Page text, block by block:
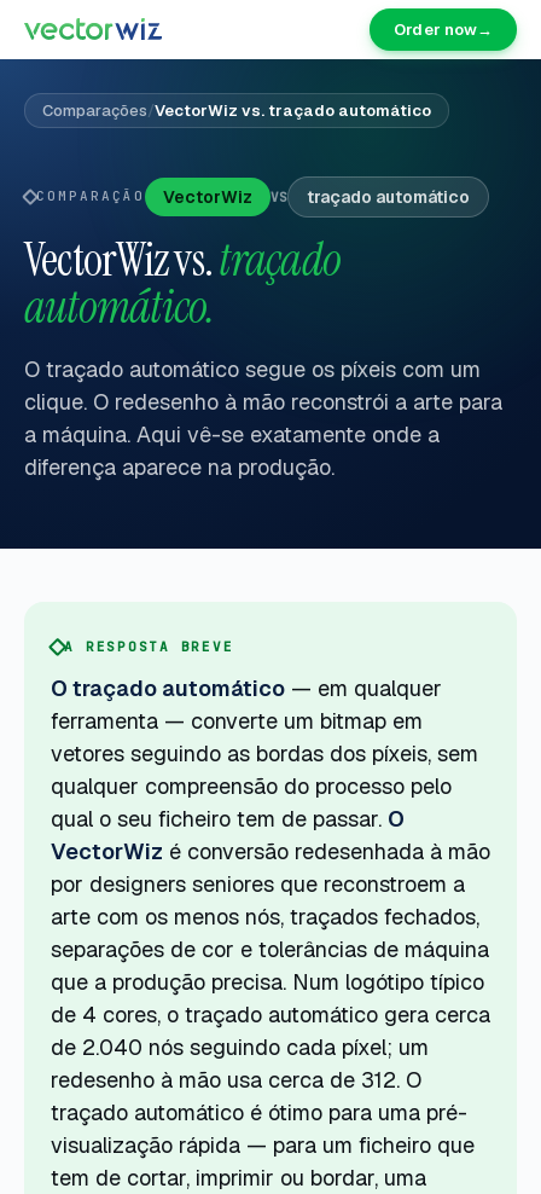
Order now→
Comparações/VectorWiz vs. traçado automático
COMPARAÇÃO VectorWiz VS traçado automático
VectorWiz vs.traçado
automático.
O traçado automático segue os píxeis com um
clique. O redesenho à mão reconstrói a arte para
a máquina. Aqui vê-se exatamente onde a
diferença aparece na produção.
A RESPOSTA BREVE
O traçado automático — em qualquer
ferramenta — converte um bitmap em
vetores seguindo as bordas dos píxeis, sem
qualquer compreensão do processo pelo
qual o seu ficheiro tem de passar. O
VectorWiz é conversão redesenhada à mão
por designers seniores que reconstroem a
arte com os menos nós, traçados fechados,
separações de cor e tolerâncias de máquina
que a produção precisa. Num logótipo típico
de 4 cores, o traçado automático gera cerca
de 2.040 nós seguindo cada píxel; um
redesenho à mão usa cerca de 312. O
traçado automático é ótimo para uma pré-
visualização rápida — para um ficheiro que
tem de cortar, imprimir ou bordar, uma